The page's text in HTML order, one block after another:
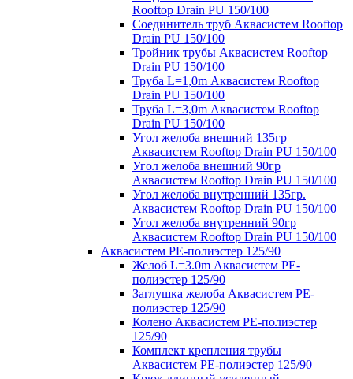
Rooftop Drain PU 150/100
Соединитель труб Аквасистем Rooftop
Drain PU 150/100
Тройник трубы Аквасистем Rooftop
Drain PU 150/100
Труба L=1,0m Аквасистем Rooftop
Drain PU 150/100
Труба L=3,0m Аквасистем Rooftop
Drain PU 150/100
Угол желоба внешний 135гр
Аквасистем Rooftop Drain PU 150/100
Угол желоба внешний 90гр
Аквасистем Rooftop Drain PU 150/100
Угол желоба внутренний 135гр.
Аквасистем Rooftop Drain PU 150/100
Угол желоба внутренний 90гр
Аквасистем Rooftop Drain PU 150/100
Аквасистем PE-полиэстер 125/90
Желоб L=3.0m Аквасистем PE-
полиэстер 125/90
Заглушка желоба Аквасистем PE-
полиэстер 125/90
Колено Аквасистем PE-полиэстер
125/90
Комплект крепления трубы
Аквасистем PE-полиэстер 125/90